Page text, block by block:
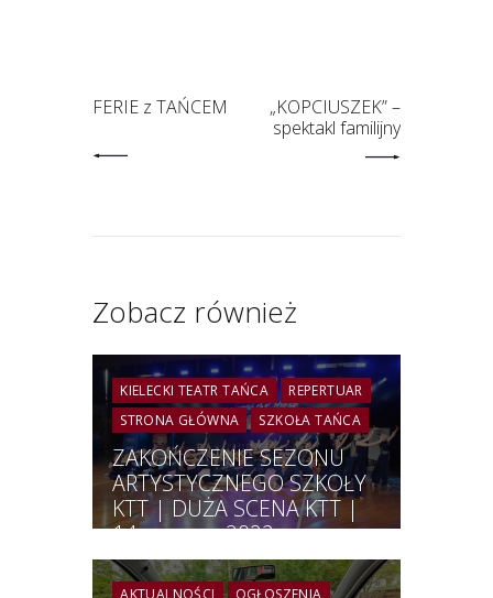
FERIE z TAŃCEM
„KOPCIUSZEK” –
spektakl familijny
Zobacz również
KIELECKI TEATR TAŃCA
REPERTUAR
STRONA GŁÓWNA
SZKOŁA TAŃCA
ZAKOŃCZENIE SEZONU
ARTYSTYCZNEGO SZKOŁY
KTT | DUŻA SCENA KTT |
14 czerwca 2022 r.
godz.18.00